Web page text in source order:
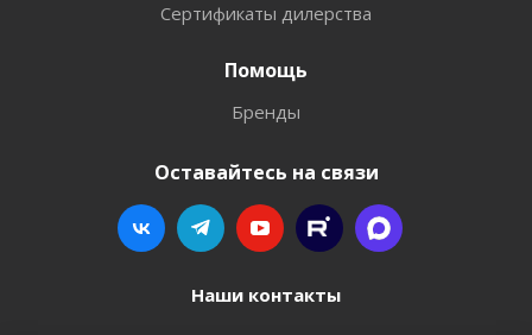
Сертификаты дилерства
Помощь
Бренды
Оставайтесь на связи
Наши контакты